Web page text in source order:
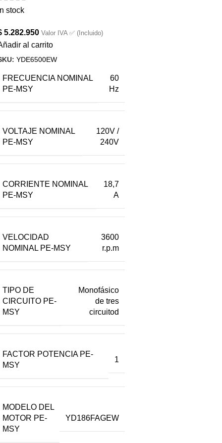
stock
5.282.950 Valor IVA ✅ (Incluido)
al carrito
YDE6500EW
FRECUENCIA NOMINAL
PE-MSY
60
Hz
VOLTAJE NOMINAL
PE-MSY
120V /
240V
CORRIENTE NOMINAL
PE-MSY
18,7
A
VELOCIDAD
NOMINAL PE-MSY
3600
r.p.m
TIPO DE
CIRCUITO PE-
MSY
Monofásico
de tres
circuitod
FACTOR POTENCIA PE-
MSY
1
MODELO DEL
MOTOR PE-
MSY
YD186FAGEW